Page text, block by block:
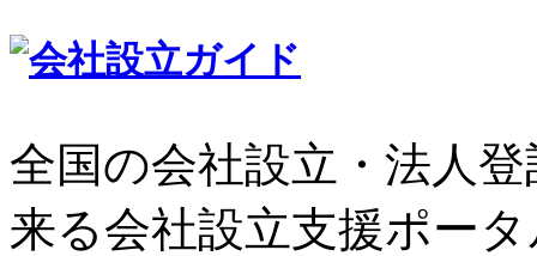
全国の会社設立・法人
来る会社設立支援ポー